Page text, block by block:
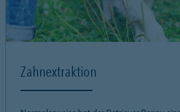
Zahnextraktion